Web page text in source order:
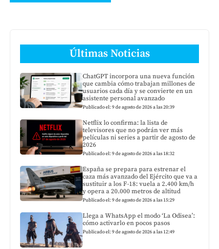
Últimas Noticias
ChatGPT incorpora una nueva función
que cambia cómo trabajan millones de
usuarios cada día y se convierte en un
asistente personal avanzado
Publicado el: 9 de agosto de 2026 a las 20:39
Netflix lo confirma: la lista de
televisores que no podrán ver más
películas ni series a partir de agosto de
2026
Publicado el: 9 de agosto de 2026 a las 18:32
España se prepara para estrenar el
caza más avanzado del Ejército que va a
sustituir a los F-18: vuela a 2.400 km/h
y opera a 20.000 metros de altitud
Publicado el: 9 de agosto de 2026 a las 15:29
Llega a WhatsApp el modo ‘La Odisea’:
cómo activarlo en pocos pasos
Publicado el: 9 de agosto de 2026 a las 12:49